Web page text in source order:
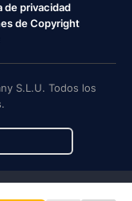
de privacidad
de Copyright
S.L.U. Todos los